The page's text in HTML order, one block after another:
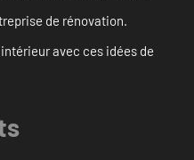
de rénovation.
avec ces idées de